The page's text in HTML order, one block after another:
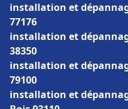
installation et
77176
installation et
38350
installation et
79100
installation et